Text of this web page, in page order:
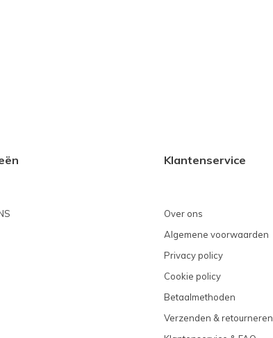
Klantenservice
Over ons
Algemene voorwaarden
Privacy policy
Cookie policy
Betaalmethoden
Verzenden & retourneren